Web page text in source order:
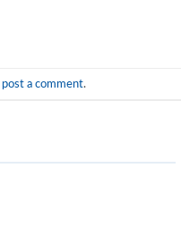
post a comment.